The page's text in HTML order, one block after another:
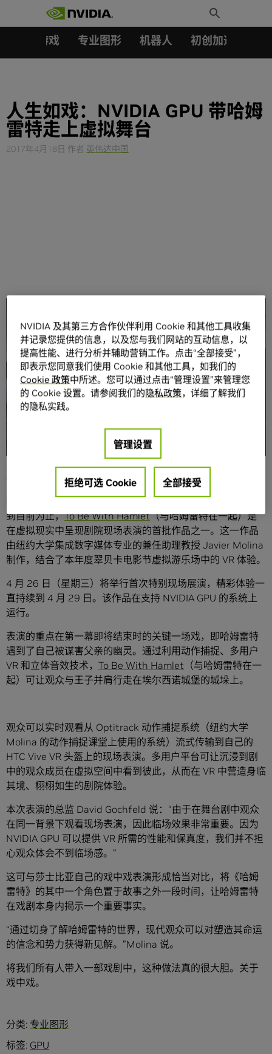
Toggle
Search
游戏 专业图形 机器人 初创加速会员成
人生如戏：NVIDIA GPU 带哈姆
雷特走上虚拟舞台
2017年4月18日 作者 英伟达中国
John Gielgud、Mel Gibson、Bart Simpson。在我们生活
尽管很多人已经体验过这位不幸的丹麦王子的角色，说出“生
存还是毁灭”这句话，但没有人为观众提供机会置身于戏剧本
到目前为止，To Be With Hamlet（与哈姆雷特在一起）是
在虚拟现实中呈现剧院现场表演的首批作品之一。这一作品
由纽约大学集成数字媒体专业的兼任助理教授 Javier Molina
制作，结合了本年度翠贝卡电影节虚拟游乐场中的 VR 体验。
4 月 26 日（星期三）将举行首次特别现场展演，精彩体验一
直持续到 4 月 29 日。该作品在支持 NVIDIA GPU 的系统上
运行。
表演的重点在第一幕即将结束时的关键一场戏，即哈姆雷特
遇到了自己被谋害父亲的幽灵。通过利用动作捕捉、多用户
VR 和立体音效技术， To Be With Hamlet （与哈姆雷特在一
起）可让观众与王子并肩行走在埃尔西诺城堡的城垛上。
观众可以实时观看从 Optitrack 动作捕捉系统（纽约大学
Molina 的动作捕捉课堂上使用的系统）流式传输到自己的
HTC Vive VR 头盔上的现场表演。多用户平台可让沉浸到剧
中的观众成员在虚拟空间中看到彼此，从而在 VR 中营造身临
其境、栩栩如生的剧院体验。
本次表演的总监 David Gochfeld 说：“由于在舞台剧中观众
在同一背景下观看现场表演，因此临场效果非常重要。因为
NVIDIA GPU 可以提供 VR 所需的性能和保真度，我们并不担
心观众体会不到临场感。”
这可与莎士比亚自己的戏中戏表演形成恰当对比，将 《哈姆
雷特》 的其中一个角色置于故事之外一段时间，让哈姆雷特
在戏剧本身内揭示一个重要事实。
“通过切身了解哈姆雷特的世界，现代观众可以对塑造其命运
的信念和势力获得新见解。”Molina 说。
将我们所有人带入一部戏剧中，这种做法真的很大胆。关于
戏中戏。
分类: 专业图形
标签: GPU
NVIDIA 及其第三方合作伙伴利用 Cookie 和其他工具收集
并记录您提供的信息，以及您与我们网站的互动信息，以
提高性能、进行分析并辅助营销工作。点击“全部接受”，
即表示您同意我们使用 Cookie 和其他工具，如我们的
Cookie 政策中所述。您可以通过点击“管理设置”来管理您
的 Cookie 设置。请参阅我们的隐私政策，详细了解我们
的隐私实践。
管理设置
拒绝可选 Cookie 全部接受